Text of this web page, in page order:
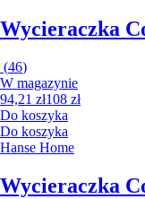
Wycieraczka
(46)
W magazynie
94,21 zł108 zł
Do koszyka
Do koszyka
Hanse Home
Wycieraczka